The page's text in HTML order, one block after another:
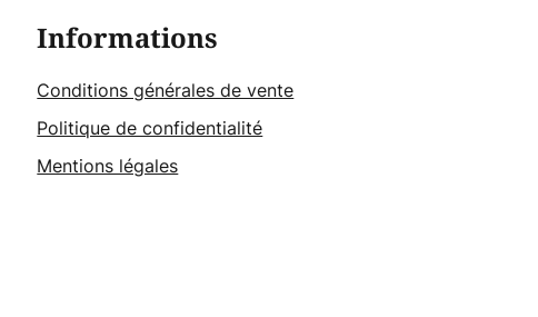
Informations
Conditions générales de vente
Politique de confidentialité
Mentions légales